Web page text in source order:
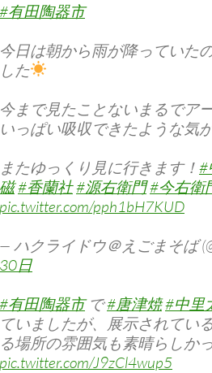
#有田陶器市
今日は朝から雨が降っていた
した
今まで見たことないまるでア
いっぱい吸収できたような気が
またゆっくり見に行きます！ #
磁#香蘭社#源右衛門#今右衛
pic.twitter.com/pph1bH7KUD
— ハクライドウ＠えごまそば
30日
#有田陶器市で#唐津焼#中里
ていましたが、展示されてい
る場所の雰囲気も素晴らしかっ
pic.twitter.com/J9zCl4wup5